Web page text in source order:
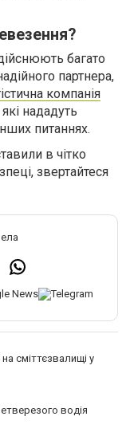
багато
партнера,
компанія
нададуть
питаннях.
в чітко
звертайтеся
сміттєзвалищі у
водія